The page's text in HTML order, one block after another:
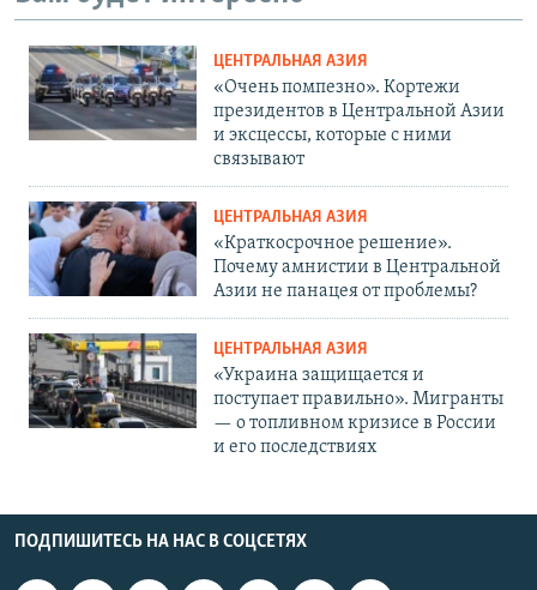
ЦЕНТРАЛЬНАЯ АЗИЯ
«Очень помпезно». Кортежи
президентов в Центральной Азии
и эксцессы, которые с ними
связывают
ЦЕНТРАЛЬНАЯ АЗИЯ
«Краткосрочное решение».
Почему амнистии в Центральной
Азии не панацея от проблемы?
ЦЕНТРАЛЬНАЯ АЗИЯ
«Украина защищается и
поступает правильно». Мигранты
— о топливном кризисе в России
и его последствиях
ПОДПИШИТЕСЬ НА НАС В СОЦСЕТЯХ